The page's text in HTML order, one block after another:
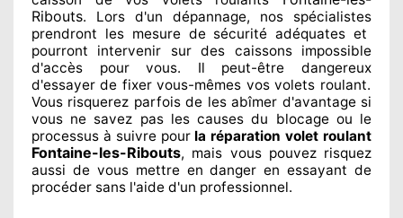
Ribouts. Lors d'un dépannage, nos spécialistes
prendront les mesure de sécurité adéquates et
pourront intervenir sur des caissons impossible
d'accès pour vous. Il peut-être dangereux
d'essayer de fixervous-mêmes vos volets roulant.
Vous risquerez parfois de les abîmer d'avantage si
vous ne savez pas les causes du blocage ou le
processus à suivre pour la réparation volet roulant
Fontaine-les-Ribouts, mais vous pouvez risquez
aussi de vous mettre en danger en essayant de
procéder sans l'aide d'un professionnel.